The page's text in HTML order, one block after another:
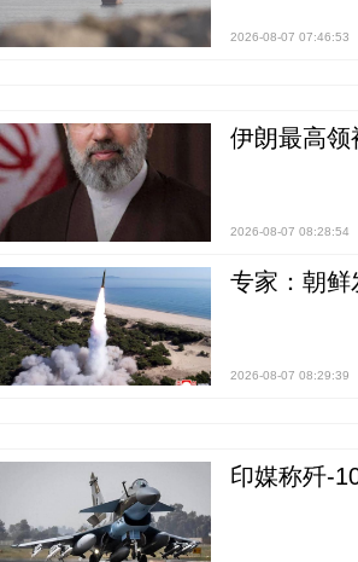
2026-08-07 07:46:53
伊朗最高领
2026-08-07 08:28:54
专家：朝鲜
2026-08-07 08:29:39
印媒称歼-